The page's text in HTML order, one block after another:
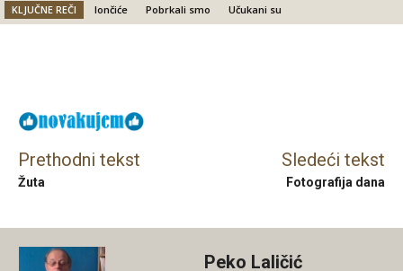
KLJUČNE REČI lončiće Pobrkali smo Učukani su
Prethodni tekst
Žuta
Sledeći tekst
Fotografija dana
Peko Laličić